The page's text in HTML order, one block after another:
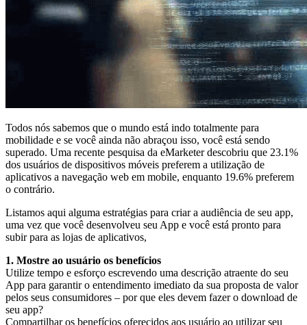
Todos nós sabemos que o mundo está indo totalmente para
mobilidade e se você ainda não abraçou isso, você está sendo
superado. Uma recente pesquisa da eMarketer descobriu que 23.1%
dos usuários de dispositivos móveis preferem a utilização de
aplicativos a navegação web em mobile, enquanto 19.6% preferem
o contrário.
Listamos aqui alguma estratégias para criar a audiência de seu app,
uma vez que você desenvolveu seu App e você está pronto para
subir para as lojas de aplicativos,
1. Mostre ao usuário os benefícios
Utilize tempo e esforço escrevendo uma descrição atraente do seu
App para garantir o entendimento imediato da sua proposta de valor
pelos seus consumidores – por que eles devem fazer o download de
seu app?
Compartilhar os benefícios oferecidos aos usuário ao utilizar seu